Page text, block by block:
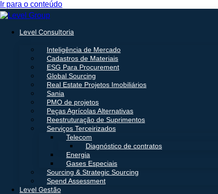
Ir para o conteúdo
Level Consultoria
Inteligência de Mercado
Cadastros de Materiais
ESG Para Procurement
Global Sourcing
Real Estate Projetos Imobiliários
Sania
PMO de projetos
Peças Agrícolas Alternativas
Reestruturação de Suprimentos
Serviços Terceirizados
Telecom
Diagnóstico de contratos
Energia
Gases Especiais
Sourcing & Strategic Sourcing
Spend Assessment
Level Gestão